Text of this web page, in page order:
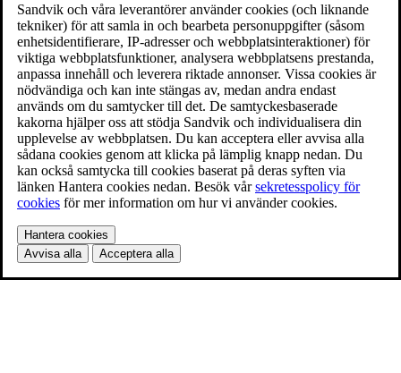
Sandvik och våra leverantörer använder cookies (och liknande
tekniker) för att samla in och bearbeta personuppgifter (såsom
enhetsidentifierare, IP-adresser och webbplatsinteraktioner) för
viktiga webbplatsfunktioner, analysera webbplatsens prestanda,
anpassa innehåll och leverera riktade annonser. Vissa cookies är
nödvändiga och kan inte stängas av, medan andra endast
används om du samtycker till det. De samtyckesbaserade
kakorna hjälper oss att stödja Sandvik och individualisera din
upplevelse av webbplatsen. Du kan acceptera eller avvisa alla
sådana cookies genom att klicka på lämplig knapp nedan. Du
kan också samtycka till cookies baserat på deras syften via
länken Hantera cookies nedan. Besök vårsekretesspolicy för
cookies för mer information om hur vi använder cookies.
Hantera cookies
Avvisa alla
Acceptera alla